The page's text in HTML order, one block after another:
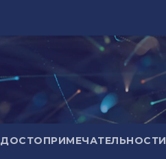
ДОСТОПРИМЕЧАТЕЛЬНОСТИ